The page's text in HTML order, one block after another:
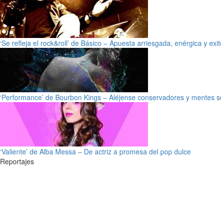
‘Se refleja el rock&roll’ de Básico – Apuesta arriesgada, enérgica y
‘Performance’ de Bourbon Kings – Aléjense conservadores y mentes
‘Valiente’ de Alba Messa – De actriz a promesa del pop dulce
Reportajes